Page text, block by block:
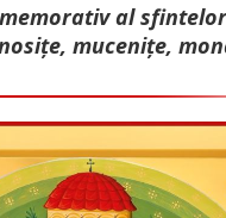
al
mu­cenițe,